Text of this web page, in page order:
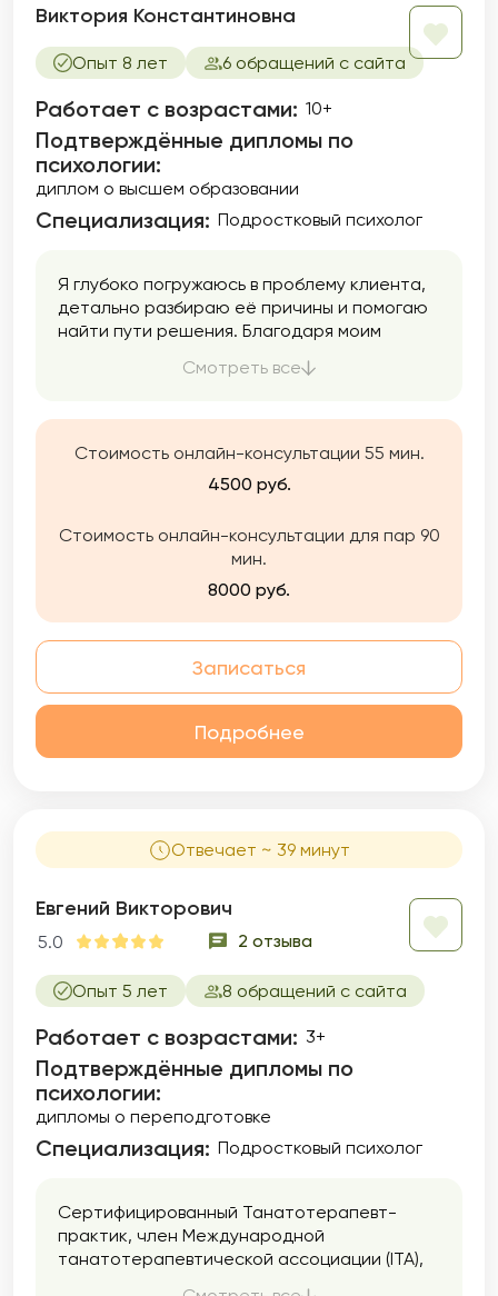
Виктория Константиновна
Опыт 8 лет 6 обращений с сайта
Работает с возрастами: 10+
Подтверждённые дипломы по
психологии:
диплом о высшем образовании
Специализация: Подростковый психолог
Я глубоко погружаюсь в проблему клиента,
детально разбираю её причины и помогаю
найти пути решения. Благодаря моим
управлению собственными чувствами и
потребности и эффективно реализовывать
желания. Со мной вы сможете освободиться
наполненную радостью и уверенностью.
Смотреть все
Стоимость онлайн-консультации 55 мин.
4500 руб.
Стоимость онлайн-консультации для пар 90
мин.
8000 руб.
Записаться
Подробнее
Отвечает ~ 39 минут
Евгений Викторович
5.0 2 отзыва
Опыт 5 лет 8 обращений с сайта
Работает с возрастами: 3+
Подтверждённые дипломы по
психологии:
дипломы о переподготовке
Специализация: Подростковый психолог
Сертифицированный Танатотерапевт-
практик, член Международной
танатотерапевтической ассоциации (ITA),